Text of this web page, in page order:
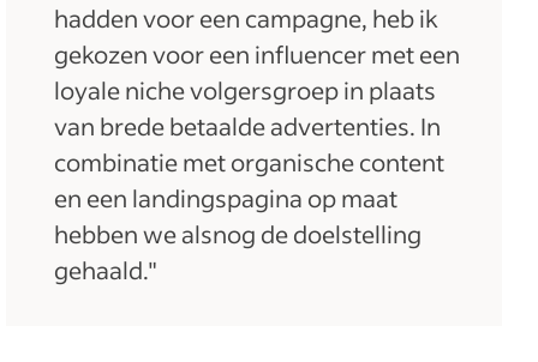
hadden voor een campagne, heb ik
gekozen voor een influencer met een
loyale niche volgersgroep in plaats
van brede betaalde advertenties. In
combinatie met organische content
en een landingspagina op maat
hebben we alsnog de doelstelling
gehaald."